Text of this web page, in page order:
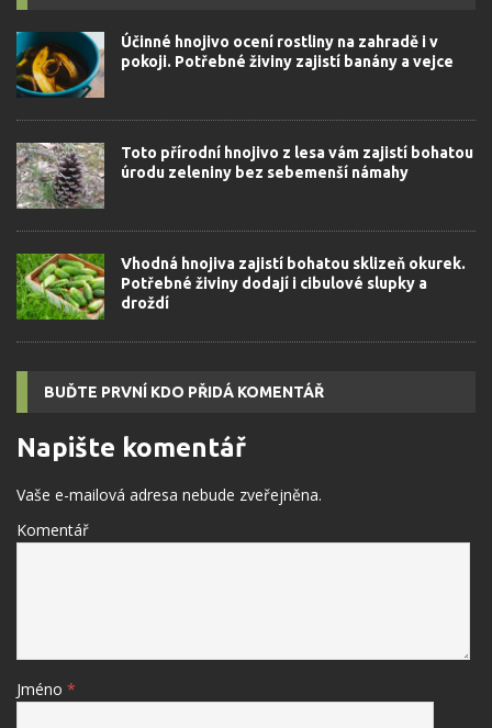
Účinné hnojivo ocení rostliny na zahradě i v
pokoji. Potřebné živiny zajistí banány a vejce
Toto přírodní hnojivo z lesa vám zajistí bohatou
úrodu zeleniny bez sebemenší námahy
Vhodná hnojiva zajistí bohatou sklizeň okurek.
Potřebné živiny dodají i cibulové slupky a
droždí
BUĎTE PRVNÍ KDO PŘIDÁ KOMENTÁŘ
Napište komentář
Vaše e-mailová adresa nebude zveřejněna.
Komentář
Jméno *